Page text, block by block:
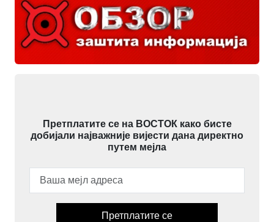
Претплатите се на ВОСТОК како бисте
добијали најважније вијести дана директно
путем мејла
Претплатите се